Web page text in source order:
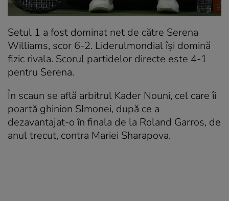
Setul 1 a fost dominat net de către Serena
Williams, scor 6-2. Liderulmondial își domină
fizic rivala. Scorul partidelor directe este 4-1
pentru Serena.
În scaun se află arbitrul Kader Nouni, cel care îi
poartă ghinion SImonei, după ce a
dezavantajat-o în finala de la Roland Garros, de
anul trecut, contra Mariei Sharapova.